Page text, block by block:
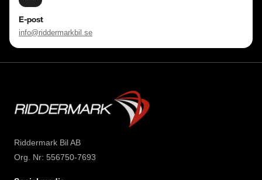
E-post
info@riddermarkbil.se
Riddermark Bil AB
Org. Nr: 556750-7693